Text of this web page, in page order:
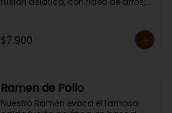
Porción individual lista para servir
de 750 grs. Cero lacto.
$7.900
Ramen de Pollo
Nuestro Ramen evoca el famoso